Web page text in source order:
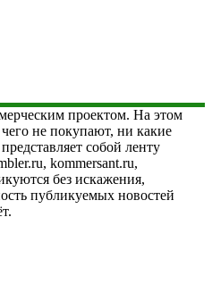
проектом. На этом
не покупают, ни какие
собой ленту
kommersant.ru,
без искажения,
публикуемых новостей